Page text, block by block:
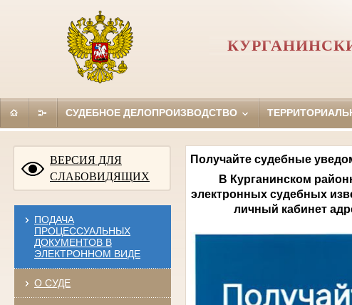
СУДЕБНОЕ ДЕЛОПРОИЗВОДСТВО
ВЕРСИЯ ДЛЯ
СЛАБОВИДЯЩИХ
ПОДАЧА
ПРОЦЕССУАЛЬНЫХ
ДОКУМЕНТОВ В
ЭЛЕКТРОННОМ ВИДЕ
О СУДЕ
Получайте судебные
В Курганинском
электронных судебных
личный кабинет